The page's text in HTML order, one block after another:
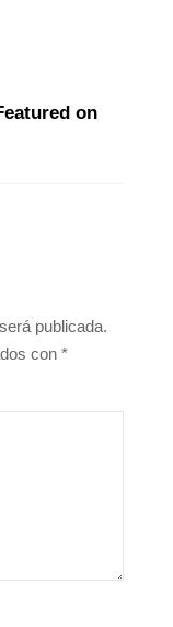
on
publicada.
con *